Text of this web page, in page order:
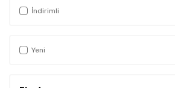
İndirimli
Yeni